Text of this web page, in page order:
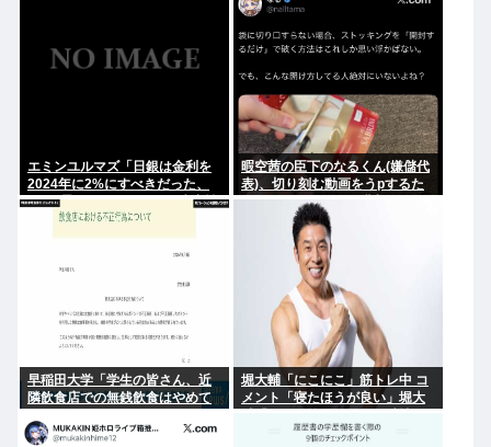
エミンユルマズ「日銀は金利を
2024年に2%にすべきだった、
2%で景気が悪くなるなら生産性
が低い利益が出せない企業、潰
暇空茜の臣下のなるくん(嫌儲代
表)、切り刻む動画をうpするた
めにストッキングを購入、ハサ
ミを入れて感触を楽しむ
早稲田大学「学生の皆さん、近
隣飲食店での無銭飲食はやめて
堀大輔「にこにこ」筋トレ中 コ
メント「寝たほうが良い」堀大